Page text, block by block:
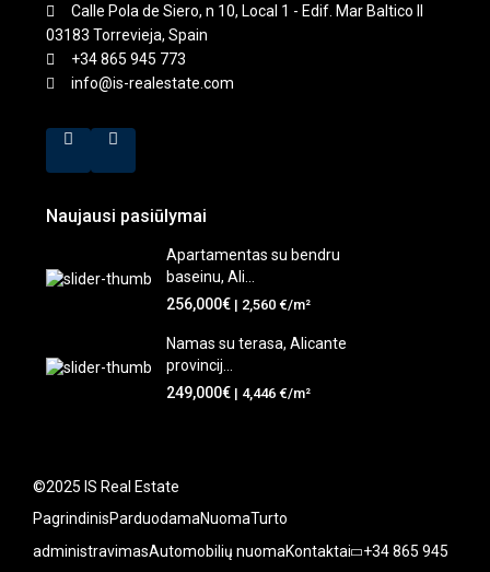
Calle Pola de Siero, n 10, Local 1 - Edif. Mar Baltico II
03183 Torrevieja, Spain
+34 865 945 773
info@is-realestate.com
Naujausi pasiūlymai
Apartamentas su bendru
baseinu, Ali...
256,000€ | 2,560 €/m²
Namas su terasa, Alicante
provincij...
249,000€ | 4,446 €/m²
©2025 IS Real Estate
PagrindinisParduodamaNuomaTurto
administravimasAutomobilių nuomaKontaktai +34 865 945